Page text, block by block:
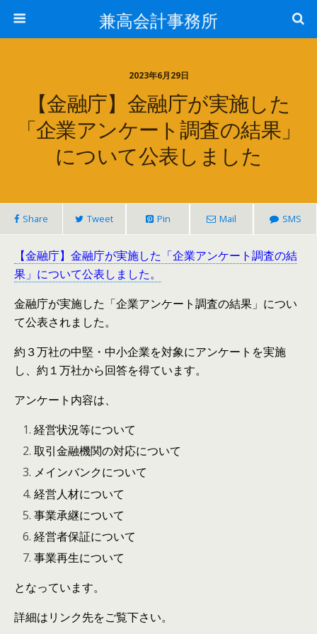
兼高会計事務所
2023年6月29日
【金融庁】金融庁が実施した
「企業アンケート調査の結果」
について公表しました
Share Tweet Pin Mail SMS
【金融庁】金融庁が実施した「企業アンケート調査の結
果」について公表しました。
金融庁が実施した「企業アンケート調査の結果」につい
て公表されました。
約３万社の中堅・中小企業を対象にアンケートを実施
し、約１万社から回答を得ています。
アンケート内容は、
経営状況等について
取引金融機関の対応について
メインバンクについて
経営人材について
事業承継について
経営者保証について
事業再生について
となっています。
詳細はリンク先をご覧下さい。